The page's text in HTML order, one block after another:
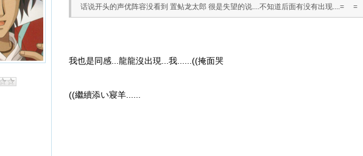
话说开头的声优阵容没看到 置鲇龙太郎 很是失望的说....不知道后面有没有出现....= =
我也是同感...龍龍沒出現...我......((掩面哭
((繼續添い寢羊......